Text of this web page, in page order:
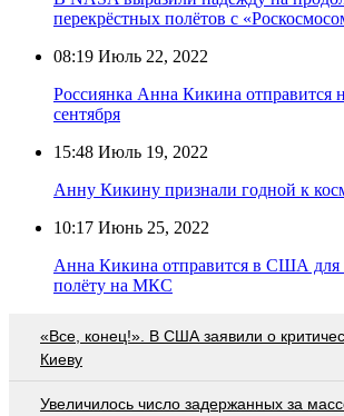
перекрёстных полётов с
08:19 Июль 22, 2022
Россиянка Анна Кикина отправится
сентября
15:48 Июль 19, 2022
Анну Кикину признали годной к
10:17 Июнь 25, 2022
Анна Кикина отправится в США для
полёту на МКС
«Все, конец!». В США заявили о
Киеву
Увеличилось число задержанных за